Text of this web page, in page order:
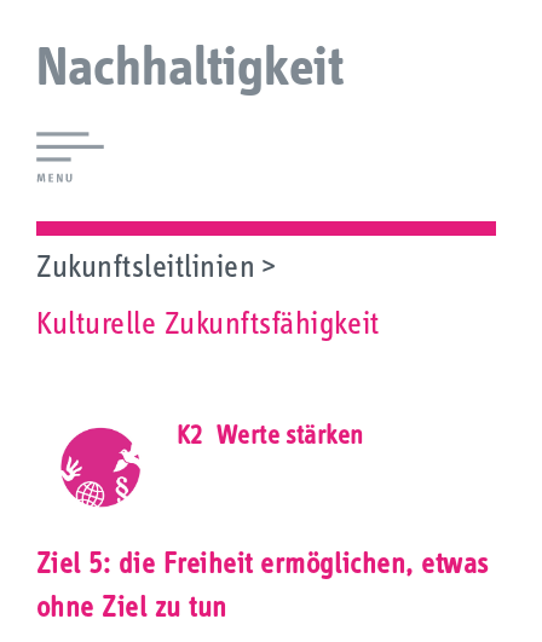
Nachhaltigkeit
Agendaforen
Zukunftsleitlinien
Wirtschaft
Kultur
Erläuterungen
SDG-Bezug
Zukunftsleitlinien
Kulturelle Zukunftsfähigkeit
K2 Werte stärken
Ziel 5: die Freiheit ermöglichen, etwas
ohne Ziel zu tun